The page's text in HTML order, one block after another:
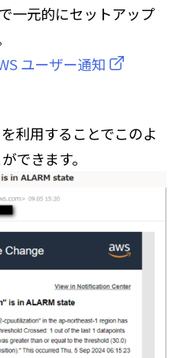
一元的にセットアップ
ユーザー通知
利用することでこのよ
できます。